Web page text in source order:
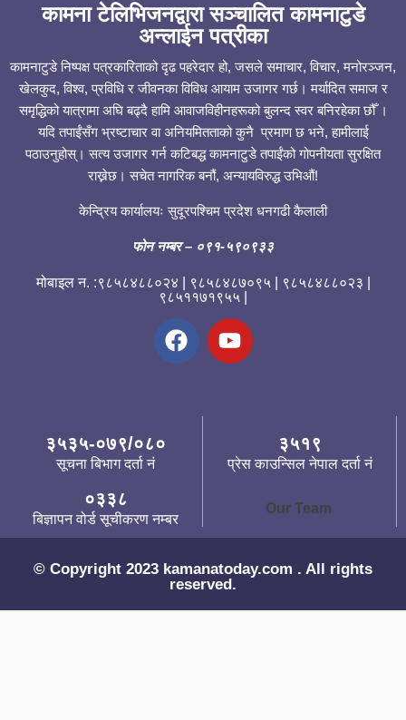
कामना टेलिभिजनद्वारा सञ्चालित कामनाटुडे
अन्लाईन पत्रीका
कामनाटुडे निष्पक्ष पत्रकारिताको दृढ पहरेदार हो, जसले समाचार, विचार, मनोरञ्जन,
खेलकुद, विश्व, प्रविधि र जीवनका विविध आयाम उजागर गर्छ। मर्यादित समाज र
समृद्धिको यात्रामा अघि बढ्दै हामि आवाजविहीनहरूको बुलन्द स्वर बनिरहेका छौँ ।
यदि तपाईंसँग भ्रष्टाचार वा अनियमितताको कुनै प्रमाण छ भने, हामीलाई
पठाउनुहोस्। सत्य उजागर गर्न कटिबद्ध कामनाटुडे तपाईंको गोपनीयता सुरक्षित
राख्नेछ। सचेत नागरिक बनौं, अन्यायविरुद्ध उभिऔं!
केन्द्रिय कार्यालयः सुदूरपश्चिम प्रदेश धनगढी कैलाली
फोन नम्बर– ०९१-५९०९३३
मोबाइल न. :९८५८४८८०२४ | ९८५८४८७०९५ | ९८५८४८८०२३ |
९८५११७१९५५ |
३५३५-०७९/०८०
सूचना बिभाग दर्ता नं
३५१९
प्रेस काउन्सिल नेपाल दर्ता नं
०३३८
बिज्ञापन वोर्ड सूचीकरण नम्बर
Our Team
© Copyright 2023 kamanatoday.com . All rights
reserved.